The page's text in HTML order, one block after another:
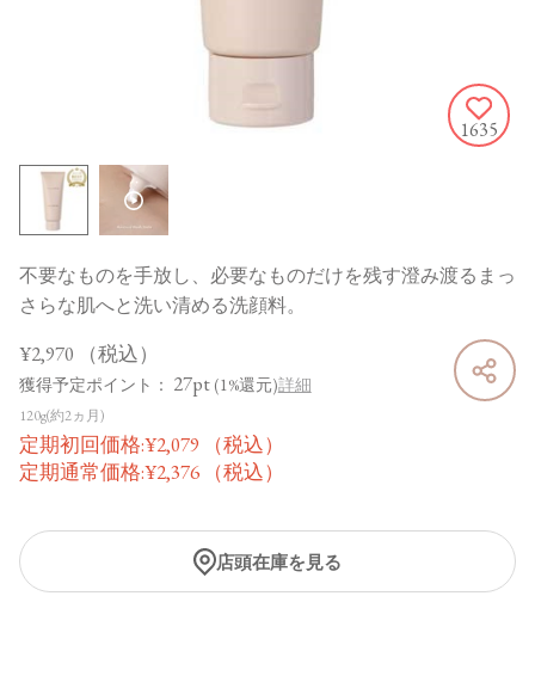
1635
不要なものを手放し、必要なものだけを残す澄み渡るまっ
さらな肌へと洗い清める洗顔料。
¥2,970 （税込）
獲得予定ポイント： 27pt (1%還元)詳細
120g(約2ヵ月)
定期初回価格:¥2,079 （税込）
定期通常価格:¥2,376（税込）
店頭在庫を見る